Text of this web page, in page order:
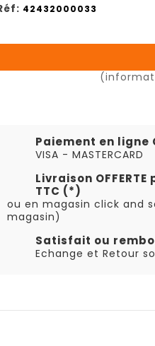
42432000033
Paiement en ligne
VISA - MASTERCARD
Livraison
TTC (*)
ou en magasin click and
magasin)
Satisfait ou
Echange et Retour